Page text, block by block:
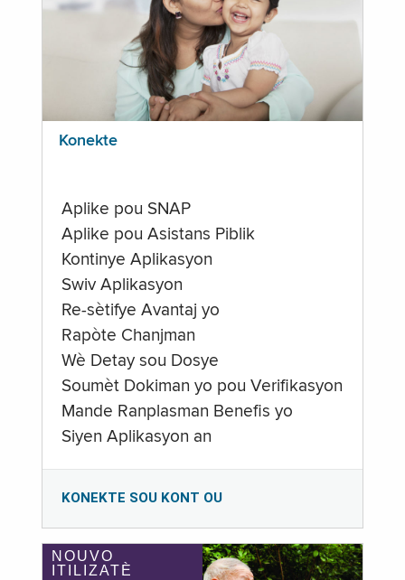
Konekte
Aplike pou SNAP
Aplike pou Asistans Piblik
Kontinye Aplikasyon
Swiv Aplikasyon
Re-sètifye Avantaj yo
Rapòte Chanjman
Wè Detay sou Dosye
Soumèt Dokiman yo pou Verifikasyon
Mande Ranplasman Benefis yo
Siyen Aplikasyon an
KONEKTE SOU KONT OU
NOUVO
ITILIZATÈ